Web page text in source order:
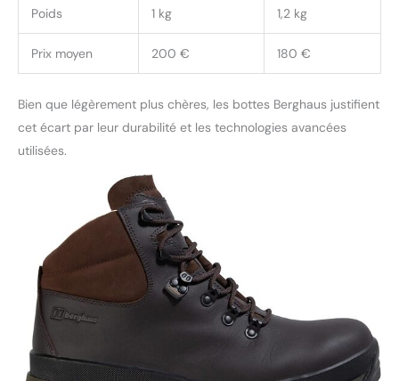
Poids 1 kg 1,2 kg
Prix moyen 200 € 180 €
Bien que légèrement plus chères, les bottes Berghaus justifient
cet écart par leur durabilité et les technologies avancées
utilisées.